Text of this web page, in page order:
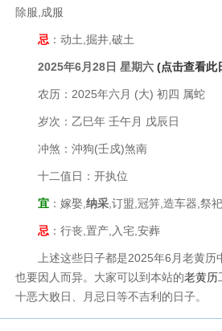
除服,成服
忌 ：动土,掘井,破土
2025年6月28日 星期六 (点击查看此
农历：2025年六月 (大) 初四 属蛇
岁次：乙巳年 壬午月 戊辰日
冲煞：沖狗(壬戍)煞南
十二值日：开执位
宜 ：嫁娶, 纳采 ,订盟,冠笄,造车器,祭
忌 ：行丧,置产,入宅,安葬
上述这些日子都是2025年6月老黄历
也要因人而异。大家可以到本站的老黄历
十恶大败日、月忌日等不吉利的日子。